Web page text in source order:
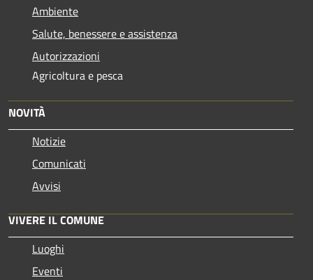
Ambiente
Salute, benessere e assistenza
Autorizzazioni
Agricoltura e pesca
NOVITÀ
Notizie
Comunicati
Avvisi
VIVERE IL COMUNE
Luoghi
Eventi